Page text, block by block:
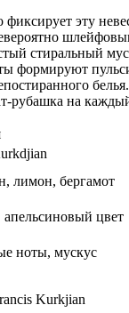
эту
стиральный
формируют
рубашка на
лимон, бергамот
цвет
ноты, мускус
Kurkjian